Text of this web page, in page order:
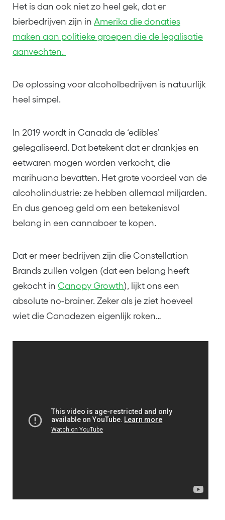
Het is dan ook niet zo heel gek, dat er
bierbedrijven zijn in Amerika die donaties
maken aan politieke groepen die de legalisatie
aanvechten.
De oplossing voor alcoholbedrijven is natuurlijk
heel simpel.
In 2019 wordt in Canada de ‘edibles’
gelegaliseerd. Dat betekent dat er drankjes en
eetwaren mogen worden verkocht, die
marihuana bevatten. Het grote voordeel van de
alcoholindustrie: ze hebben allemaal miljarden.
En dus genoeg geld om een betekenisvol
belang in een cannaboer te kopen.
Dat er meer bedrijven zijn die Constellation
Brands zullen volgen (dat een belang heeft
gekocht in Canopy Growth), lijkt ons een
absolute no-brainer. Zeker als je ziet hoeveel
wiet die Canadezen eigenlijk roken…